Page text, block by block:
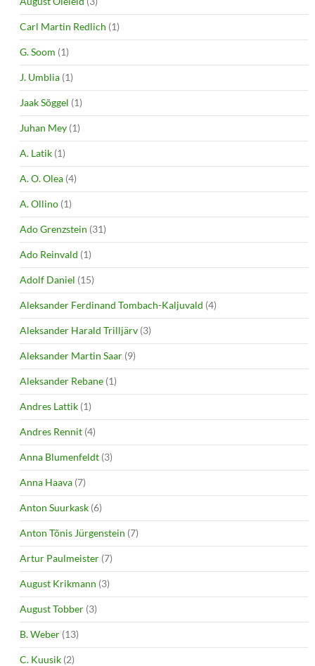
Carl Martin Redlich (1)
G. Soom (1)
J. Umblia (1)
Jaak Sõggel (1)
Juhan Mey (1)
A. Latik (1)
A. O. Olea (4)
A. Ollino (1)
Ado Grenzstein (31)
Ado Reinvald (1)
Adolf Daniel (15)
Aleksander Ferdinand Tombach-Kaljuvald (4)
Aleksander Harald Trilljärv (3)
Aleksander Martin Saar (9)
Aleksander Rebane (1)
Andres Lattik (1)
Andres Rennit (4)
Anna Blumenfeldt (3)
Anna Haava (7)
Anton Suurkask (6)
Anton Tõnis Jürgenstein (7)
Artur Paulmeister (7)
August Krikmann (3)
August Tobber (3)
B. Weber (13)
C. Kuusik (2)